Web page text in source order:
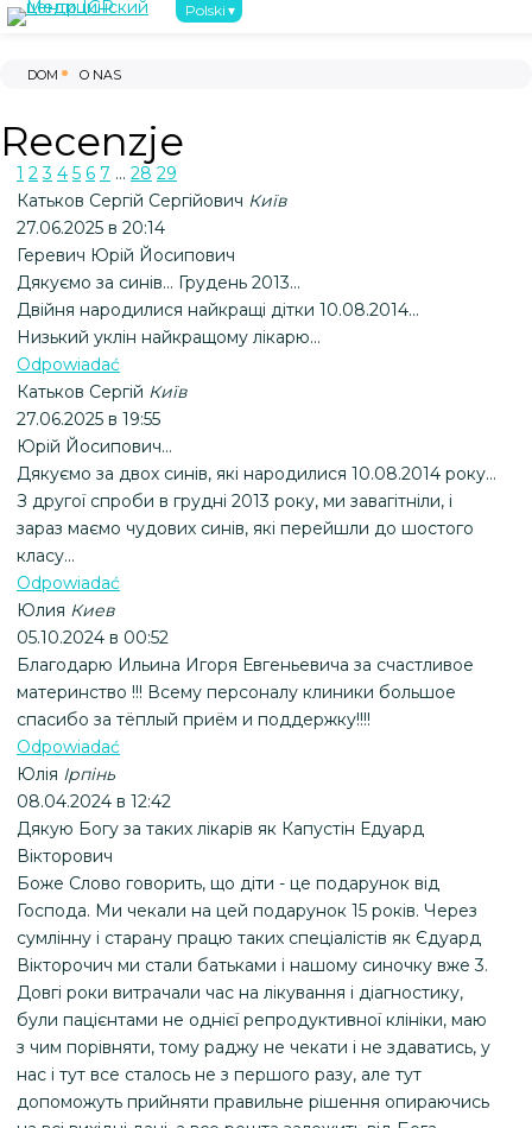
Polski
DOM O NAS
Recenzje
1 2 3 4 5 6 7 ... 28 29
Катьков Сергій Сергійович Київ
27.06.2025 в 20:14
Геревич Юрій Йосипович
Дякуємо за синів... Грудень 2013...
Двійня народилися найкращі дітки 10.08.2014...
Низький уклін найкращому лікарю...
Odpowiadać
Катьков Сергій Київ
27.06.2025 в 19:55
Юрій Йосипович...
Дякуємо за двох синів, які народилися 10.08.2014 року...
З другої спроби в грудні 2013 року, ми завагітніли, і
зараз маємо чудових синів, які перейшли до шостого
класу...
Odpowiadać
Юлия Киев
05.10.2024 в 00:52
Благодарю Ильина Игоря Евгеньевича за счастливое
материнство !!! Всему персоналу клиники большое
спасибо за тёплый приём и поддержку!!!!
Odpowiadać
Юлія Ірпінь
08.04.2024 в 12:42
Дякую Богу за таких лікарів як Капустін Едуард
Вікторович
Боже Слово говорить, що діти - це подарунок від
Господа. Ми чекали на цей подарунок 15 років. Через
сумлінну і старану працю таких спеціалістів як Єдуард
Вікторочич ми стали батьками і нашому синочку вже 3.
Довгі роки витрачали час на лікування і діагностику,
були пацієнтами не однієї репродуктивної клініки, маю
з чим порівняти, тому раджу не чекати і не здаватись, у
нас і тут все сталось не з першого разу, але тут
допоможуть прийняти правильне рішення опираючись